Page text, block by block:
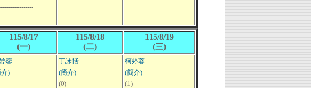
115/8/17
(一)
115/8/18
(二)
115/8/19
(三)
蓉
)
丁詠恬
(簡介)
(0)
柯婷蓉
(簡介)
(1)